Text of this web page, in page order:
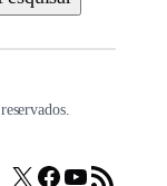
X Facebook
Youtube
Feed RSS